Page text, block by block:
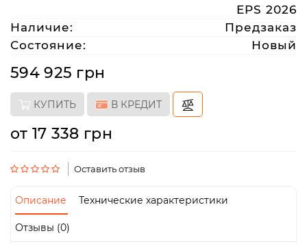
artmoto.info@gmail.com
Режим
работы:
Пт
-
19:00
10:00
-
19:00
EPS 2026
Наличие:
Предзаказ
Состояние:
Новый
594 925 грн
КУПИТЬ В КРЕДИТ
от 17 338 грн
Оставить отзыв
Описание Технические характеристики
Отзывы (0)